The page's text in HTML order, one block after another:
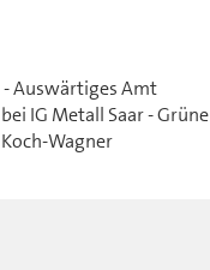
Auswärtiges Amt
IG Metall Saar - Grüne
Wagner